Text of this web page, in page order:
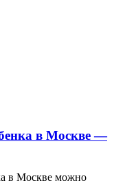
в Москве —
в Москве можно